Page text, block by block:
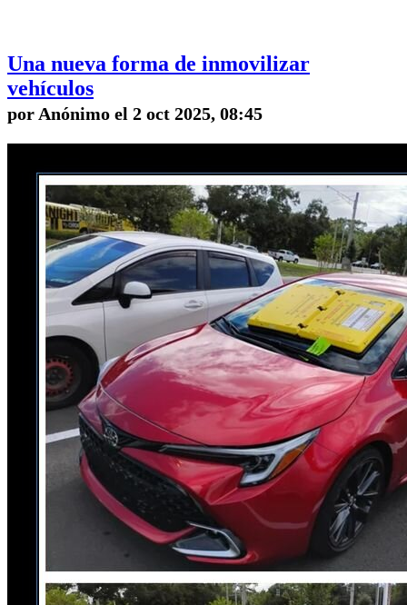
Una nueva forma de inmovilizar
vehículos
por Anónimo el 2 oct 2025, 08:45